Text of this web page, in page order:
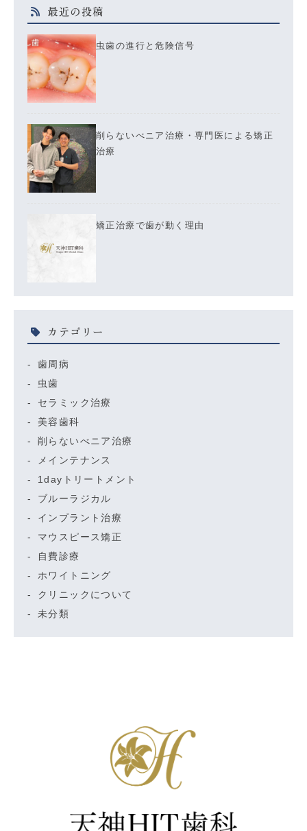
最近の投稿
虫歯の進行と危険信号
削らないべニア治療・専門医による矯正
治療
矯正治療で歯が動く理由
カテゴリー
歯周病
虫歯
セラミック治療
美容歯科
削らないべニア治療
メインテナンス
1dayトリートメント
ブルーラジカル
インプラント治療
マウスピース矯正
自費診療
ホワイトニング
クリニックについて
未分類